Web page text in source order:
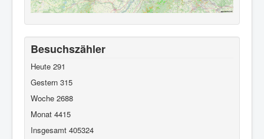
Besuchszähler
Heute 291
Gestern 315
Woche 2688
Monat 4415
Insgesamt 405324